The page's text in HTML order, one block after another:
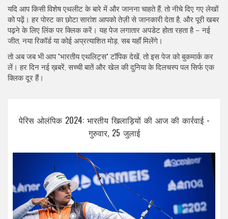
यदि आप किसी विशेष एथलीट के बारे में और जानना चाहते हैं, तो नीचे दिए गए लेखों
को पढ़ें। हर पोस्ट का छोटा सारांश आपको तेज़ी से जानकारी देता है, और पूरी खबर
पढ़ने के लिए लिंक पर क्लिक करें। यह पेज लगातार अपडेट होता रहता है – नई
जीत, नया रिकॉर्ड या कोई अप्रत्याशित मोड़, सब यहाँ मिलेंगे।
तो अब जब भी आप "भारतीय एथलिट्स" टॉपिक देखें, तो इस पेज को बुकमार्क कर
लें। हर दिन नई ख़बरें, सच्ची बातें और खेल की दुनिया के दिलचस्प पल सिर्फ एक
क्लिक दूर हैं।
पेरिस ओलंपिक 2024: भारतीय खिलाड़ियों की आज की कार्रवाई -
गुरुवार, 25 जुलाई